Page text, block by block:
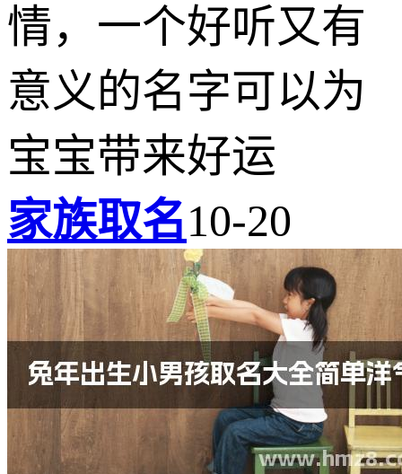
情，一个好听又有
意义的名字可以为
宝宝带来好运
家族取名10-20